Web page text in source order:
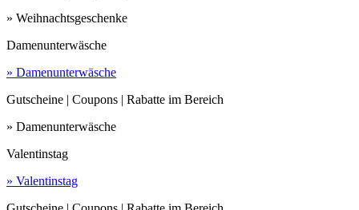
» Weihnachtsgeschenke
Damenunterwäsche
» Damenunterwäsche
Gutscheine | Coupons | Rabatte im Bereich
» Damenunterwäsche
Valentinstag
» Valentinstag